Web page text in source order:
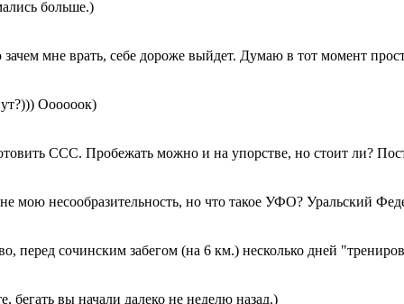
больше.)
мне врать, себе дороже выйдет. Думаю в тот момент
Оооооок)
ССС. Пробежать можно и на упорстве, но стоит ли?
мою несообразительность, но что такое УФО? Уральский
перед сочинским забегом (на 6 км.) несколько дней
вы начали далеко не неделю назад.)